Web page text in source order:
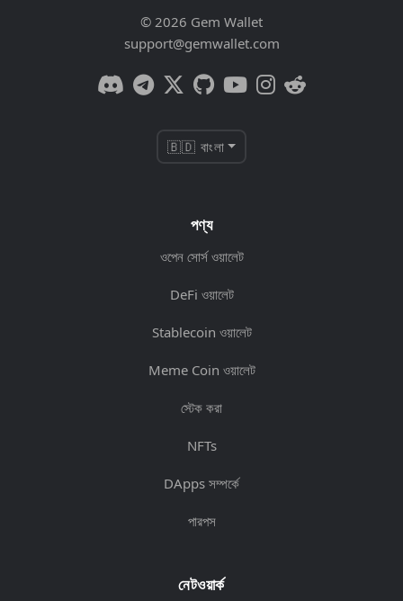
© 2026 Gem Wallet
support@gemwallet.com
🇧🇩 বাংলা
পণ্য
ওপেন সোর্স ওয়ালেট
DeFi ওয়ালেট
Stablecoin ওয়ালেট
Meme Coin ওয়ালেট
স্টেক করা
NFTs
DApps সম্পর্কে
পারপস
নেটওয়ার্ক